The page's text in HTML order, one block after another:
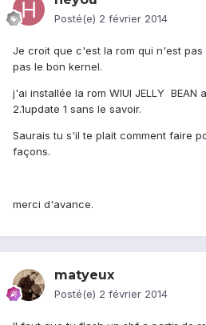
Posté(e) 2 février 2014
Je croit que c'est la rom qui n'est
pas le bon kernel.
j'ai installée la rom WIUI JELLY BEAN
2.1update 1 sans le savoir.
Saurais tu s'il te plait comment faire
façons.
merci d'avance.
matyeux
Posté(e) 2 février 2014